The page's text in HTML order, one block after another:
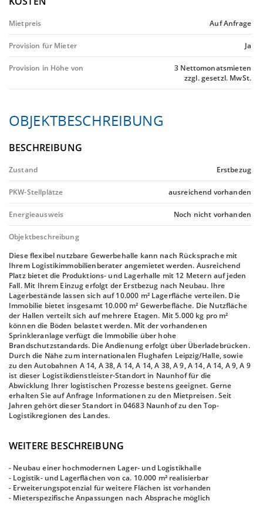
Mietpreis Auf Anfrage
Provision für Mieter Ja
Provision in Höhe von
3 Nettomonatsmieten
zzgl. gesetzl. MwSt.
OBJEKTBESCHREIBUNG
BESCHREIBUNG
Zustand Erstbezug
PKW-Stellplätze ausreichend vorhanden
Energieausweis Noch nicht vorhanden
Objektbeschreibung
Diese flexibel nutzbare Gewerbehalle kann nach Rücksprache mit
Ihrem Logistikimmobilienberater angemietet werden. Ausreichend
Platz bietet die Produktions- und Lagerhalle mit 12 Metern auf jeden
Fall. Mit Ihrem Einzug erfolgt der Erstbezug nach Neubau. Ihre
Lagerbestände lassen sich auf 10.000 m² Lagerfläche verteilen. Die
Immobilie bietet insgesamt 10.000 m² Gewerbefläche. Die Nutzfläche
der Hallen verteilt sich auf mehrere Etagen. Mit 5.000 kg pro m²
können die Böden belastet werden. Mit der vorhandenen
Sprinkleranlage verfügt die Immobilie über hohe
Brandschutzstandards. Die Andienung erfolgt über Überladebrücken.
Durch die Nähe zum internationalen Flughafen Leipzig/Halle, sowie
zu den Autobahnen A 14, A 38, A 14, A 14, A 38, A 9, A 14, A 14, A 9, A 9
ist dieser Logistikdienstleister-Standort in Naunhof für die
Abwicklung Ihrer logistischen Prozesse bestens geeignet. Gerne
erhalten Sie auf Anfrage Informationen zu den Mietpreisen. Seit
Jahren gehört dieser Standort in 04683 Naunhof zu den Top-
Logistikregionen des Landes.
WEITERE BESCHREIBUNG
- Neubau einer hochmodernen Lager- und Logistikhalle
- Logistik- und Lagerflächen von ca. 10.000 m² realisierbar
- Erweiterungspotenzial für weitere Flächen ist vorhanden
- Mieterspezifische Anpassungen nach Absprache möglich